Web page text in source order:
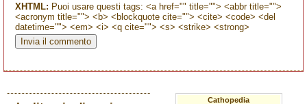
XHTML: Puoi usare questi tags: <a href="" title=""> <abbr title="">
<acronym title=""> <b> <blockquote cite=""> <cite> <code> <del
datetime=""> <em> <i> <q cite=""> <s> <strike> <strong>
Cathopedia